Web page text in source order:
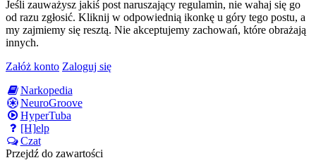
Jeśli zauważysz jakiś post naruszający regulamin, nie wahaj się go
od razu zgłosić. Kliknij w odpowiednią ikonkę u góry tego postu, a
my zajmiemy się resztą. Nie akceptujemy zachowań, które obrażają
innych.
Załóż konto Zaloguj się
Narkopedia
NeuroGroove
HyperTuba
[H]elp
Czat
Przejdź do zawartości